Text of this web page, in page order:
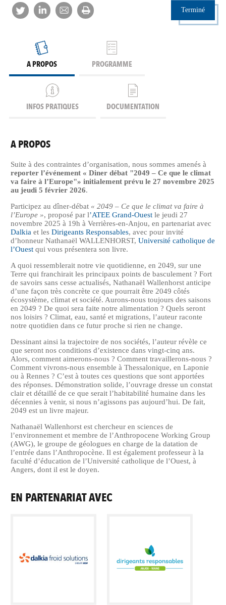
Terminé
A PROPOS PROGRAMME
INFOS PRATIQUES DOCUMENTATION
A PROPOS
Suite à des contraintes d’organisation, nous sommes amenés à
reporter l’événement « Diner débat "2049 – Ce que le climat
va faire à l’Europe"» initialement prévu le 27 novembre 2025
au jeudi 5 février 2026.
Participez au dîner-débat « 2049 – Ce que le climat va faire à
l’Europe », proposé par l’ATEE Grand-Ouestle jeudi 27
novembre 2025 à 19h à Verrières-en-Anjou, en partenariat avec
Dalkia et les Dirigeants Responsables, avec pour invité
d’honneur Nathanaël WALLENHORST,Université catholique de
l’Ouest qui vous présentera son livre.
A quoi ressemblerait notre vie quotidienne, en 2049, sur une
Terre qui franchirait les principaux points de basculement ? Fort
de savoirs sans cesse actualisés, Nathanaël Wallenhorst anticipe
d’une façon très concrète ce que pourrait être 2049 côtés
écosystème, climat et société. Aurons-nous toujours des saisons
en 2049 ? De quoi sera faite notre alimentation ? Quels seront
nos loisirs ? Climat, eau, santé et migrations, l’auteur raconte
notre quotidien dans ce futur proche si rien ne change.
Dessinant ainsi la trajectoire de nos sociétés, l’auteur révèle ce
que seront nos conditions d’existence dans vingt-cinq ans.
Alors, comment aimerons-nous ? Comment travaillerons-nous ?
Comment vivrons-nous ensemble à Thessalonique, en Laponie
ou à Rennes ? C’est à toutes ces questions que sont apportées
des réponses. Démonstration solide, l’ouvrage dresse un constat
clair et détaillé de ce que serait l’habitabilité humaine dans les
décennies à venir, si nous n’agissons pas aujourd’hui. De fait,
2049 est un livre majeur.
Nathanaël Wallenhorst est chercheur en sciences de
l’environnement et membre de l’Anthropocene Working Group
(AWG), le groupe de géologues en charge de la datation de
l’entrée dans l’Anthropocène. Il est également professeur à la
faculté d’éducation de l’Université catholique de l’Ouest, à
Angers, dont il est le doyen.
EN PARTENARIAT AVEC